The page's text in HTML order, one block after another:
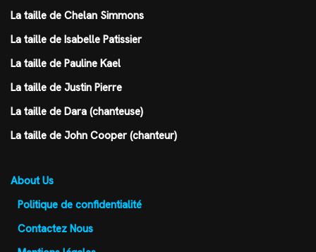
La taille de Chelan Simmons
La taille de Isabelle Patissier
La taille de Pauline Kael
La taille de Justin Pierre
La taille de Dara (chanteuse)
La taille de John Cooper (chanteur)
About Us
Politique de confidentialité
Contactez Nous